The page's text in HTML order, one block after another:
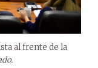
al frente de la